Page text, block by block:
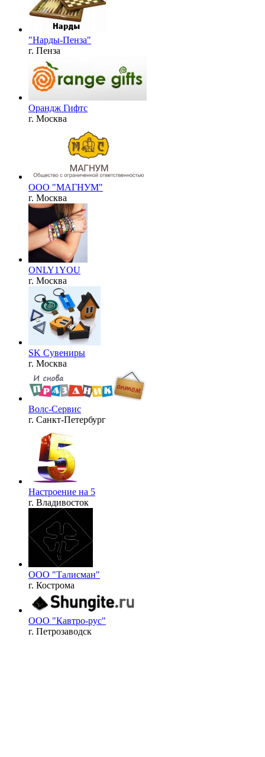
"Нарды-Пенза"
г. Пенза
Орандж Гифтс
г. Москва
ООО "МАГНУМ"
г. Москва
ONLY1YOU
г. Москва
SK Сувениры
г. Москва
Волс-Сервис
г. Санкт-Петербург
Настроение на 5
г. Владивосток
ООО "Талисман"
г. Кострома
ООО "Кавтро-рус"
г. Петрозаводск